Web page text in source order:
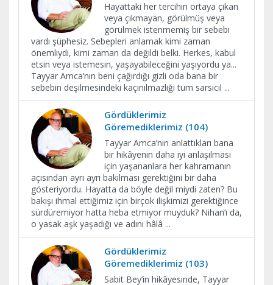
Hayattaki her tercihin ortaya çıkan
veya çıkmayan, görülmüş veya
görülmek istenmemiş bir sebebi
vardı şüphesiz. Sebepleri anlamak kimi zaman
önemliydi, kimi zaman da değildi belki. Herkes, kabul
etsin veya istemesin, yaşayabileceğini yaşıyordu ya...
Tayyar Amca’nın beni çağırdığı gizli oda bana bir
sebebin deşilmesindeki kaçınılmazlığı tüm sarsıcıl ...
Gördüklerimiz
Göremediklerimiz (104)
Tayyar Amca’nın anlattıkları bana
bir hikâyenin daha iyi anlaşılması
için yaşananlara her kahramanın
açısından ayrı ayrı bakılması gerektiğini bir daha
gösteriyordu. Hayatta da böyle değil miydi zaten? Bu
bakışı ihmal ettiğimiz için birçok ilişkimizi gerektiğince
sürdüremiyor hatta heba etmiyor muyduk? Nihan’ı da,
o yasak aşk yaşadığı ve adını hâlâ ...
Gördüklerimiz
Göremediklerimiz (103)
Sabit Bey’in hikâyesinde, Tayyar